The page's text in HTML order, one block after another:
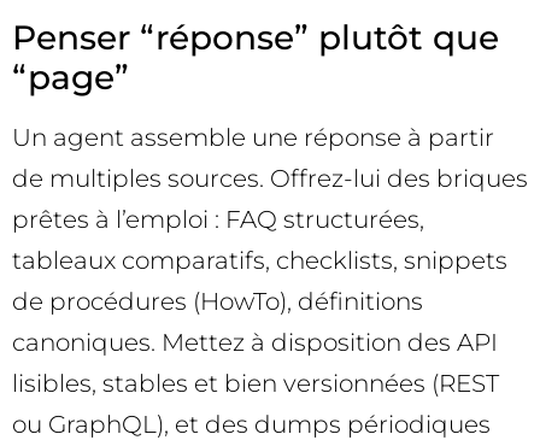
Penser “réponse” plutôt que
“page”
Un agent assemble une réponse à partir
de multiples sources. Offrez-lui des briques
prêtes à l’emploi : FAQ structurées,
tableaux comparatifs, checklists, snippets
de procédures (HowTo), définitions
canoniques. Mettez à disposition des API
lisibles, stables et bien versionnées (REST
ou GraphQL), et des dumps périodiques